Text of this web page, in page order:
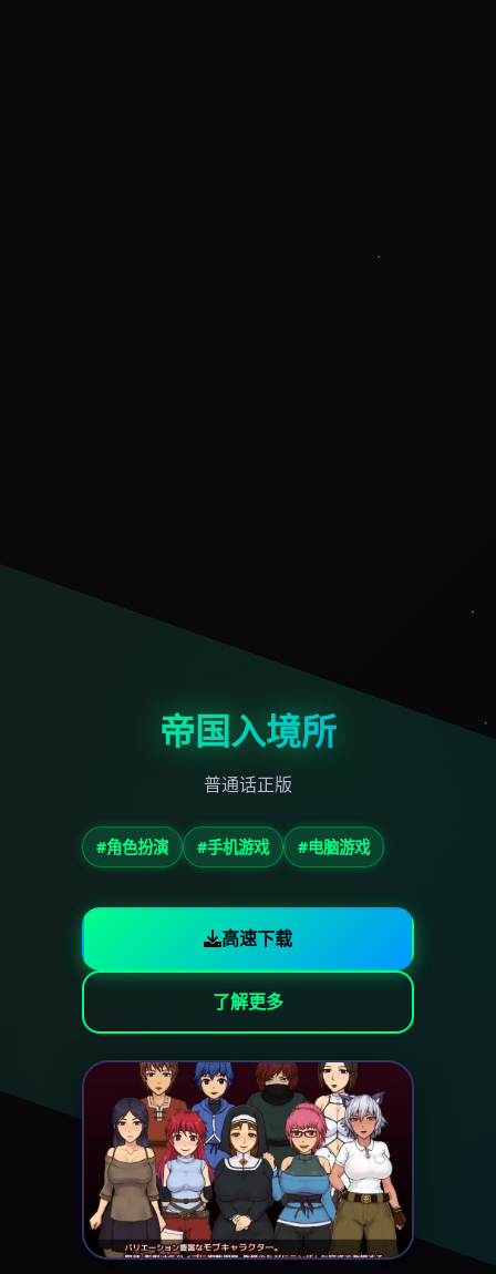
帝国入境所
普通话正版
#角色扮演 #手机游戏 #电脑游戏
高速下载
了解更多